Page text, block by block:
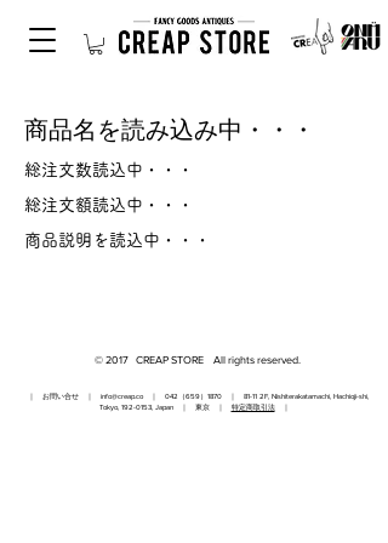
商品名を読み込み中・・・
総注文数読込中・・・
総注文額読込中・・・
商品説明を読込中・・・
© 2017 CREAP STORE All rights reserved.
｜ お問い合せ ｜ info@creap.co｜ 042（659）1870 ｜ 81-11 2F, Nishiterakatamachi, Hachioji-shi,
Tokyo, 192-0153, Japan ｜ 東京 ｜ 特定商取引法｜